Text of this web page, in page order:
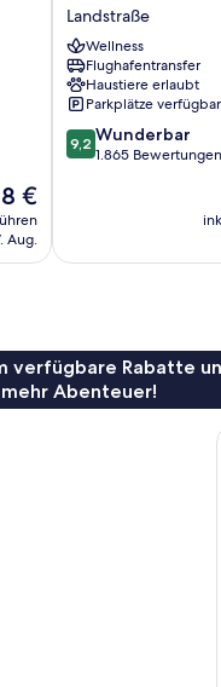
€
Aug.
Savoyen
Vienna
Landstraße
Landstraße
Wellness
Flughafentransfer
Haustiere erlaubt
Parkplätze verfügbar
9.2
von
9,2 Wunderbar
1.865 Bewertungen
verfügbare Rabatte
Abenteuer!